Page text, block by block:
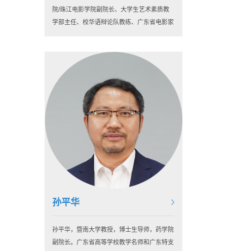
院/珠江电影学院副院长、大学生艺术素质教
学部主任、校华语辩论队教练、广东省电影家
孙平华
孙平华，暨南大学教授，博士生导师，药学院
副院长。广东省高等学校教学名师和广东特支